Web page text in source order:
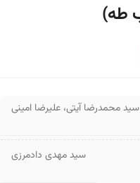
سید محمدرضا آیتی، علیرضا امینی
سید مهدی دادمرزی